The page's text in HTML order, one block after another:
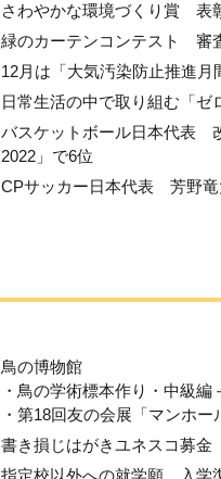
さわやかな環境づくり賞 表
緑のカーテンコンテスト 審
12月は「大気汚染防止推進月
日常生活の中で取り組む「ゼ
バスケットボール日本代表
2022」で6位
CPサッカー日本代表 芳野竜
鳥の博物館
・鳥の学術標本作り・中級編
・第18回友の会展「マンホー
書き損じはがきユネスコ募金
指定校以外への就学願、入学